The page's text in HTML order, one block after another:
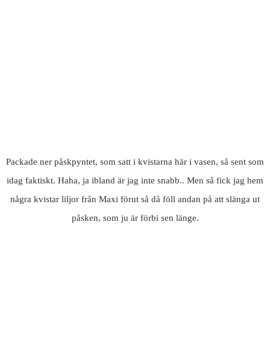
Packade ner påskpyntet, som satt i kvistarna här i vasen, så sent som
idag faktiskt. Haha, ja ibland är jag inte snabb.. Men så fick jag hem
några kvistar liljor från Maxi förut så då föll andan på att slänga ut
påsken, som ju är förbi sen länge.